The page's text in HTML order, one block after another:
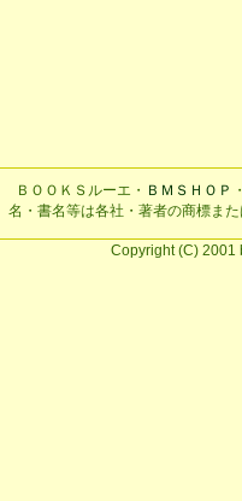
ＢＯＯＫＳルーエ・ ＢＭＳＨＯＰ
名・書名等は各社・著者の商標ま
Copyright (C) 2001